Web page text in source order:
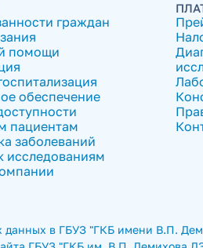
граждан
помощи
обеспечение
пациентам
заболеваний
исследованиям
данных в ГБУЗ "ГКБ имени В.П.